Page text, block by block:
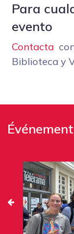
Para
evento
Contacta
Biblioteca y